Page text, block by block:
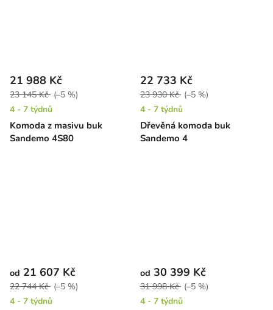
Komoda z masivu buk
Sandemo 4S80
21 988 Kč
23 145 Kč (–5 %)
4 - 7 týdnů
Dřevěná komoda buk
Sandemo 4
22 733 Kč
23 930 Kč (–5 %)
4 - 7 týdnů
od 21 607 Kč
22 744 Kč (–5 %)
4 - 7 týdnů
od 30 399 Kč
31 998 Kč (–5 %)
4 - 7 týdnů